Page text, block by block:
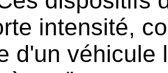
intensité,
d'un véhicule